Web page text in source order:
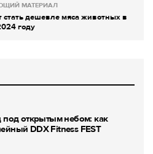
МАТЕРИАЛ
стать дешевле мяса животных в
году
под открытым небом: как
DDX Fitness FEST